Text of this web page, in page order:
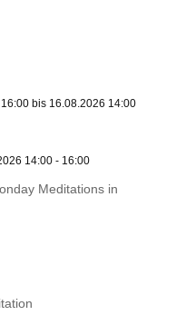
bis 16.08.2026 14:00
14:00 - 16:00
Meditations in